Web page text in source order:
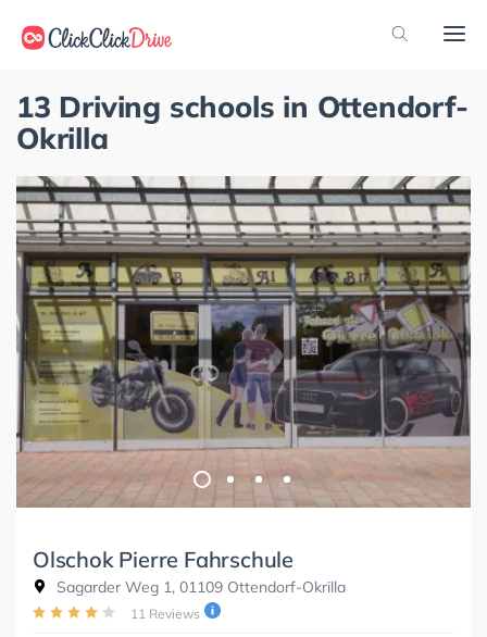
13 Driving schools in Ottendorf-
Okrilla
Olschok Pierre Fahrschule
Sagarder Weg 1, 01109 Ottendorf-Okrilla
11 Reviews